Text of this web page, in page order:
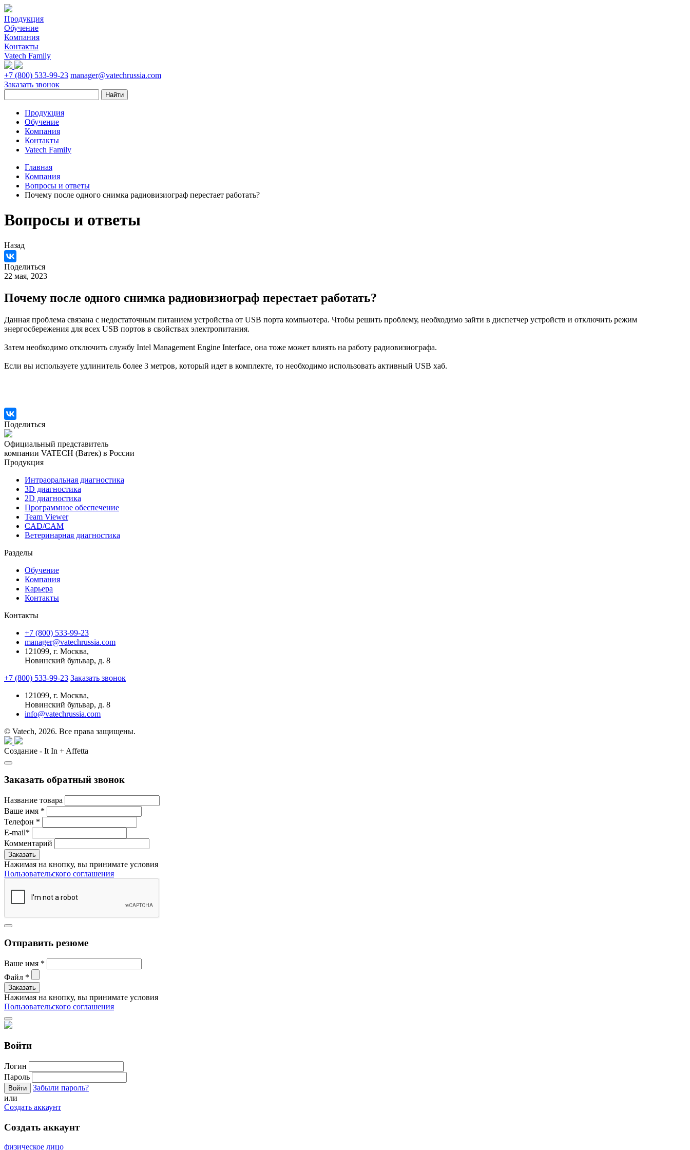
Продукция
Обучение
Компания
Контакты
Vatech Family
+7 (800) 533-99-23 manager@vatechrussia.com
Заказать звонок
Продукция
Обучение
Компания
Контакты
Vatech Family
Главная
Компания
Вопросы и ответы
Почему после одного снимка радиовизиограф перестает работать?
Вопросы и ответы
Назад
Поделиться
22 мая, 2023
Почему после одного снимка радиовизиограф перестает работать?
Данная проблема связана с недостаточным питанием устройства от USB порта компьютера. Чтобы решить проблему, необходимо зайти в диспетчер устройств и отключить режим
энергосбережения для всех USB портов в свойствах электропитания.
Затем необходимо отключить службу Intel Management Engine Interface, она тоже может влиять на работу радиовизиографа.
Если вы используете удлинитель более 3 метров, который идет в комплекте, то необходимо использовать активный USB хаб.
Поделиться
Официальный представитель
компании VATECH (Ватек) в России
Продукция
Интраоральная диагностика
3D диагностика
2D диагностика
Программное обеспечение
Team Viewer
CAD/CAM
Ветеринарная диагностика
Разделы
Обучение
Компания
Карьера
Контакты
Контакты
+7 (800) 533-99-23
manager@vatechrussia.com
121099, г. Москва,
Новинский бульвар, д. 8
+7 (800) 533-99-23 Заказать звонок
121099, г. Москва,
Новинский бульвар, д. 8
info@vatechrussia.com
© Vatech, 2026. Все права защищены.
Создание - It In + Affetta
Заказать обратный звонок
Название товара
Ваше имя *
Телефон *
E-mail*
Комментарий
Нажимая на кнопку, вы принимате условия
Пользовательского соглашения
Отправить резюме
Ваше имя *
Файл *
Нажимая на кнопку, вы принимате условия
Пользовательского соглашения
Войти
Логин
Пароль
Забыли пароль?
или
Создать аккаунт
Создать аккаунт
физическое лицо